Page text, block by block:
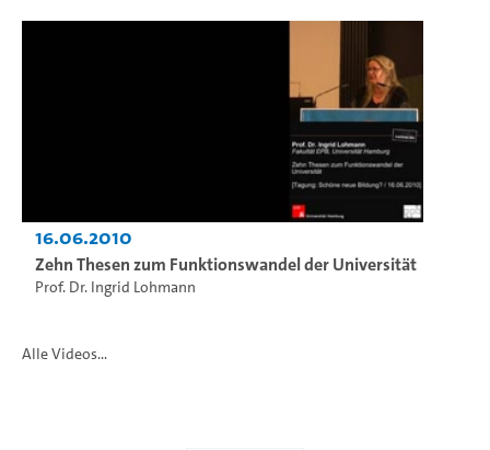
16.06.2010
Zehn Thesen zum Funktionswandel der Universität
Prof. Dr. Ingrid Lohmann
Alle Videos...